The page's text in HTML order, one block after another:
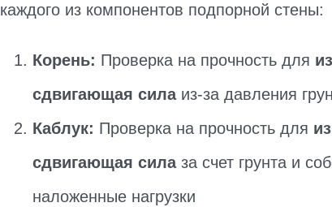
каждого из компонентов подпорной стены:
Корень: Проверка на прочность для
сдвигающая силаиз-за давления
Каблук: Проверка на прочность для
сдвигающая силаза счет грунта и
наложенные нагрузки